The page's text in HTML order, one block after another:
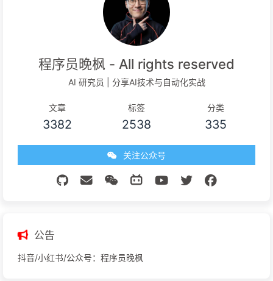
程序员晚枫 - All rights reserved
AI 研究员 | 分享AI技术与自动化实战
文章
3382
标签
2538
分类
335
关注公众号
公告
抖音/小红书/公众号：程序员晚枫